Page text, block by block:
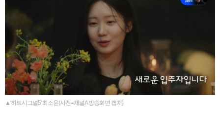
▲'하트시그널5' 최소윤(사진=채널A 방송화면 캡처)